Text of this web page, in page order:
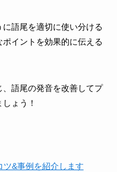
語尾を適切に使い分ける
イントを効果的に伝える
語尾の発音を改善してプ
ょう！
ツ&事例を紹介します